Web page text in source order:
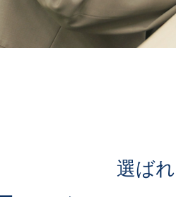
選ば